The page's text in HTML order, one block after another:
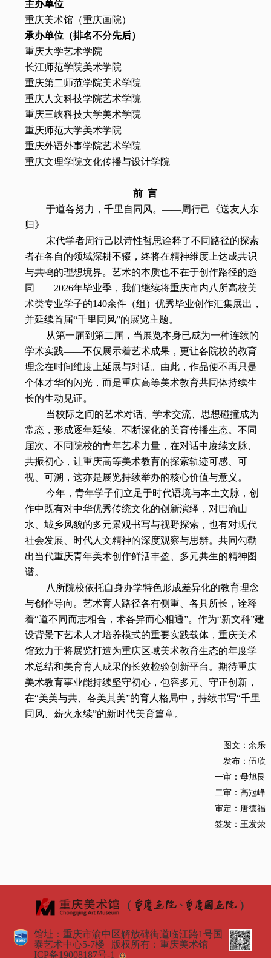
主办单位
重庆美术馆（重庆画院）
承办单位（排名不分先后）
重庆大学艺术学院
长江师范学院美术学院
重庆第二师范学院美术学院
重庆人文科技学院艺术学院
重庆三峡科技大学美术学院
重庆师范大学美术学院
重庆外语外事学院艺术学院
重庆文理学院文化传播与设计学院
前 言
于道各努力，千里自同风。——周行己《送友人东
归》
宋代学者周行己以诗性哲思诠释了不同路径的探索
者在各自的领域深耕不辍，终将在精神维度上达成共识
与共鸣的理想境界。艺术的本质也不在于创作路径的趋
同——2026年毕业季，我们继续将重庆市内八所高校美
术类专业学子的140余件（组）优秀毕业创作汇集展出，
并延续首届“千里同风”的展览主题。
从第一届到第二届，当展览本身已成为一种连续的
学术实践——不仅展示着艺术成果，更让各院校的教育
理念在时间维度上延展与对话。由此，作品便不再只是
个体才华的闪光，而是重庆高等美术教育共同体持续生
长的生动见证。
当校际之间的艺术对话、学术交流、思想碰撞成为
常态，形成逐年延续、不断深化的美育传播生态。不同
届次、不同院校的青年艺术力量，在对话中赓续文脉、
共振初心，让重庆高等美术教育的探索轨迹可感、可
视、可溯，这亦是展览持续举办的核心价值与意义。
今年，青年学子们立足于时代语境与本土文脉，创
作中既有对中华优秀传统文化的创新演绎，对巴渝山
水、城乡风貌的多元景观书写与视野探索，也有对现代
社会发展、时代人文精神的深度观察与思辨。共同勾勒
出当代重庆青年美术创作鲜活丰盈、多元共生的精神图
谱。
八所院校依托自身办学特色形成差异化的教育理念
与创作导向。艺术育人路径各有侧重、各具所长，诠释
着“道不同而志相合，术各异而心相通”。作为“新文科”建
设背景下艺术人才培养模式的重要实践载体，重庆美术
馆致力于将展览打造为重庆区域美术教育生态的年度学
术总结和美育育人成果的长效检验创新平台。期待重庆
美术教育事业能持续坚守初心，包容多元、守正创新，
在“美美与共、各美其美”的育人格局中，持续书写“千里
同风、薪火永续”的新时代美育篇章。
图文：余乐
发布：伍欣
一审：母旭艮
二审：高冠峰
审定：唐德福
签发：王发荣
馆址：重庆市渝中区解放碑街道临江路1号国
泰艺术中心5-7楼 | 版权所有：重庆美术馆
ICP备19008187号-1